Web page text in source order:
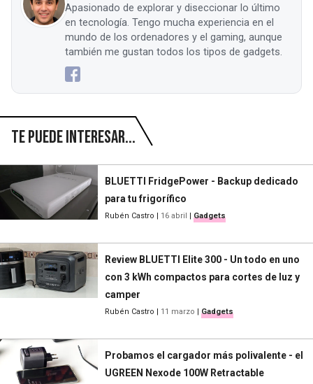
Apasionado de explorar y diseccionar lo último
en tecnología. Tengo mucha experiencia en el
mundo de los ordenadores y el gaming, aunque
también me gustan todos los tipos de gadgets.
Te puede interesar...
BLUETTI FridgePower - Backup dedicado
para tu frigorífico
Rubén Castro | 16 abril | Gadgets
Review BLUETTI Elite 300 - Un todo en uno
con 3 kWh compactos para cortes de luz y
camper
Rubén Castro | 11 marzo | Gadgets
Probamos el cargador más polivalente - el
UGREEN Nexode 100W Retractable